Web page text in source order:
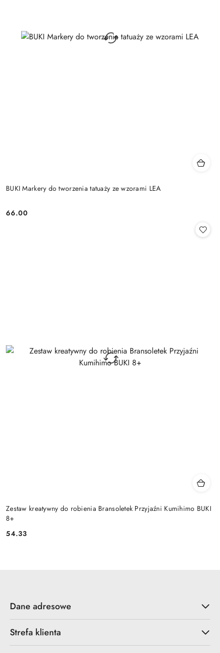
BUKI Markery do tworzenia tatuaży ze wzorami LEA
Cena:
66.00
Zestaw kreatywny do robienia Bransoletek Przyjaźni Kumihimo BUKI
8+
Cena:
54.33
Dane adresowe
Strefa klienta